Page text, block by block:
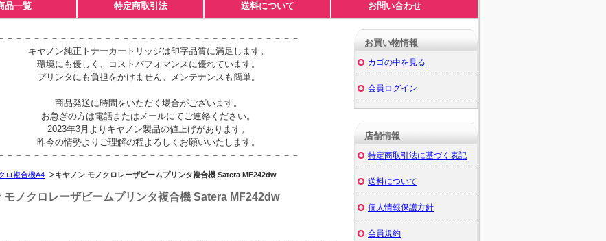
品一覧 特定商取引法 送料について お問い合わせ
－－－－－－－－－－－－－－－－－－－－－－－－－－－－－－－－－
キヤノン純正トナーカートリッジは印字品質に満足します。
環境にも優しく、コストパフォマンスに優れています。
プリンタにも負担をかけません。メンテナンスも簡単。
商品発送に時間をいただく場合がございます。
お急ぎの方は電話またはメールにてご連絡ください。
2023年3月よりキヤノン製品の値上げがあります。
昨今の情勢よりご理解の程よろしくお願いいたします。
－－－－－－－－－－－－－－－－－－－－－－－－－－－－－－－－－
ロ複合機A4 キヤノン モノクロレーザビームプリンタ複合機 Satera MF242dw
モノクロレーザビームプリンタ複合機 Satera MF242dw
お買い物情報
カゴの中を見る
会員ログイン
店舗情報
特定商取引法に基づく表記
送料について
個人情報保護方針
会員規約